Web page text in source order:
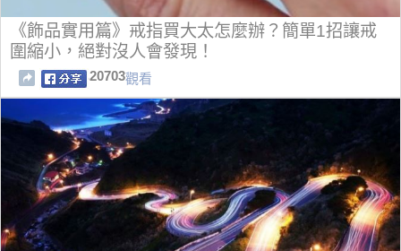
《飾品實用篇》戒指買大太怎麼辦？簡單1招讓戒
圍縮小，絕對沒人會發現！
20703觀看